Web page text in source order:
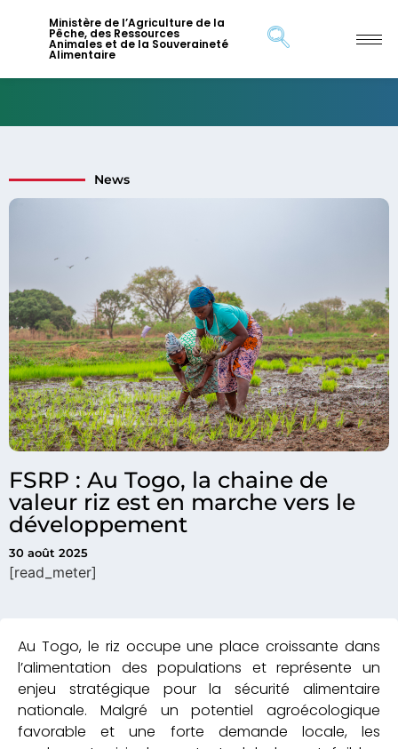
Ministère de l’Agriculture de la
Pêche, des Ressources
Animales et de la Souveraineté
Alimentaire
FSRP : Au Togo, la chaine de
valeur riz est en marche vers le
développement
30 août 2025
[read_meter]
News
Au Togo, le riz occupe une place croissante dans
l’alimentation des populations et représente un
enjeu stratégique pour la sécurité alimentaire
nationale. Malgré un potentiel agroécologique
favorable et une forte demande locale, les